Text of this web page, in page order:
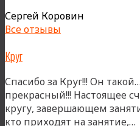
Сергей Коровин
Все отзывы
Круг
Спасибо за Круг!!! Он
прекрасный!!! Настоящее
кругу, завершающем
кто приходят на занятие,…